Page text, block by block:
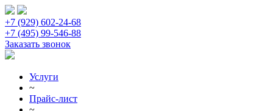
+7 (929) 602-24-68
+7 (495) 99-546-88
Заказать звонок
Услуги
~
Прайс-лист